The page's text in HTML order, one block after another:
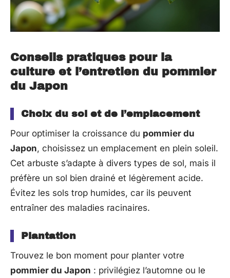
Conseils pratiques pour la
culture et l’entretien du pommier
du Japon
Choix du sol et de l’emplacement
Pour optimiser la croissance du pommier du
Japon, choisissez un emplacement en plein soleil.
Cet arbuste s’adapte à divers types de sol, mais il
préfère un sol bien drainé et légèrement acide.
Évitez les sols trop humides, car ils peuvent
entraîner des maladies racinaires.
Plantation
Trouvez le bon moment pour planter votre
pommier du Japon : privilégiez l’automne ou le